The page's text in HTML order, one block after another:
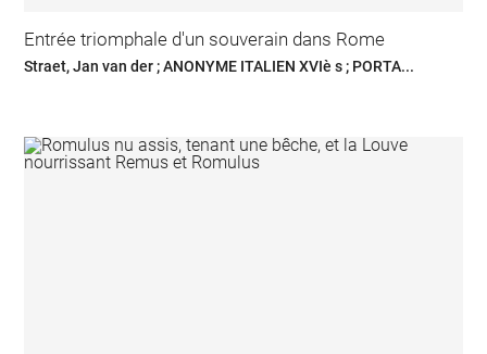
Entrée triomphale d'un souverain dans Rome
Straet, Jan van der ; ANONYME ITALIEN XVIè s ; PORTA...